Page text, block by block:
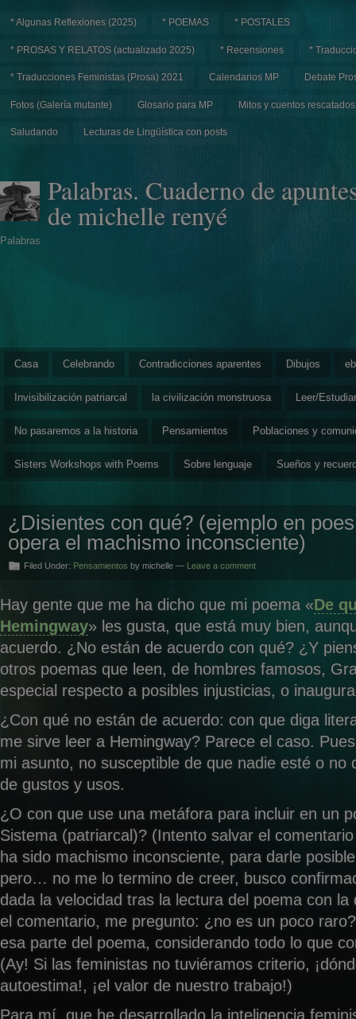
* Algunas Reflexiones (2025) * POEMAS * POSTALES
* PROSAS Y RELATOS (actualizado 2025) * Recensiones *
* Traducciones Feministas (Prosa) 2021 Calendarios MP Debate
Fotos (Galería mutante) Glosario para MP Mitos y cuentos rescatados
Saludando Lecturas de Lingüística con posts
Palabras. Cuaderno de
de michelle renyé
Palabras
Casa Celebrando Contradicciones aparentes Dibujos
Invisibilización patriarcal la civilización monstruosa Leer/Estudiar
No pasaremos a la historia Pensamientos Poblaciones y
Sisters Workshops with Poems Sobre lenguaje Sueños y
¿Disientes con qué? (ejemplo en
opera el machismo inconsciente)
Filed Under: Pensamientos by michelle — Leave a comment
Hay gente que me ha dicho que mi poema «De
Hemingway» les gusta, que está muy bien,
acuerdo. ¿No están de acuerdo con qué? ¿Y
otros poemas que leen, de hombres famosos,
especial respecto a posibles injusticias, o
¿Con qué no están de acuerdo: con que diga
me sirve leer a Hemingway? Parece el caso.
mi asunto, no susceptible de que nadie esté o no
de gustos y usos.
¿O con que use una metáfora para incluir en un
Sistema (patriarcal)? (Intento salvar el
ha sido machismo inconsciente, para darle
pero… no me lo termino de creer, busco
dada la velocidad tras la lectura del poema con la
el comentario, me pregunto: ¿no es un poco
esa parte del poema, considerando todo lo que
(Ay! Si las feministas no tuviéramos criterio,
autoestima!, ¡el valor de nuestro trabajo!)
Para mí, que he desarrollado la inteligencia